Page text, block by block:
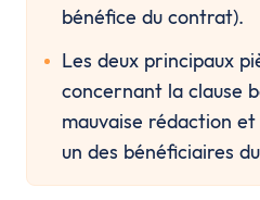
bénéfice du contrat).
Les deux principaux
concernant la clause
mauvaise rédaction
un des bénéficiaires